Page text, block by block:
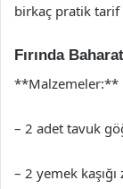
birkaç pratik tarif
Fırında
**Malzemeler:**
– 2 adet tavuk
– 2 yemek kaşığı